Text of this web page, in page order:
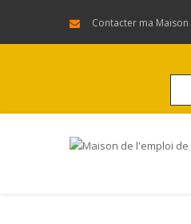
Contacter ma Maison